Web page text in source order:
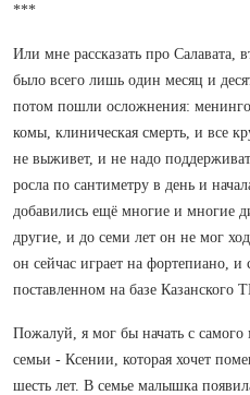
***
Или мне рассказать про Салавата,
было всего лишь один месяц и
потом пошли ­осложнения:
комы, клиническая смерть, и все
не выживет, и не надо
росла по сантиметру в день и
добавились ещё многие и многие
другие, и до семи лет он не мог
он сейчас играет на фортепиано, и
поставленном на базе Казанского
Пожалуй, я мог бы начать с самого
семьи - Ксении, которая хочет
шесть лет. В семье малышка